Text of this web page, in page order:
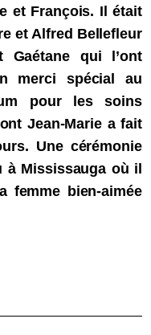
et François. Il était
et Alfred Bellefleur
qui l’ont
merci spécial au
pour les soins
Jean-Marie a fait
Une cérémonie
à Mississauga où il
femme bien-aimée